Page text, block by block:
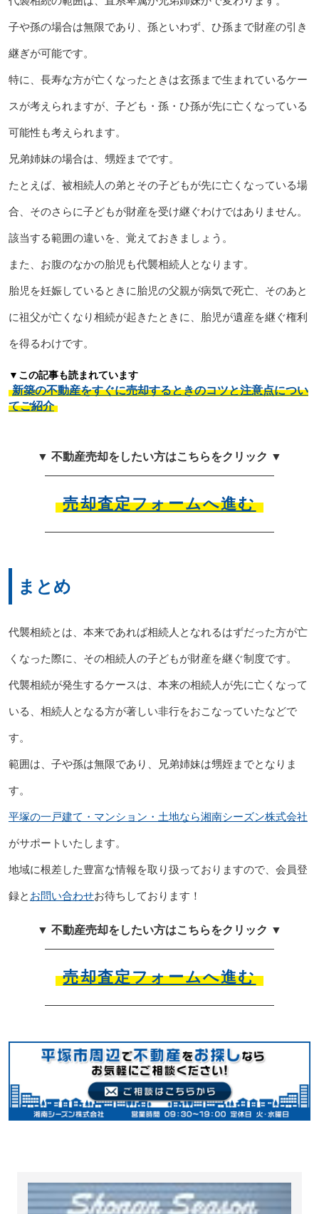
子や孫の場合は無限であり、孫といわず、ひ孫まで財産の引き
継ぎが可能です。
特に、長寿な方が亡くなったときは玄孫まで生まれているケー
スが考えられますが、子ども・孫・ひ孫が先に亡くなっている
可能性も考えられます。
兄弟姉妹の場合は、甥姪までです。
たとえば、被相続人の弟とその子どもが先に亡くなっている場
合、そのさらに子どもが財産を受け継ぐわけではありません。
該当する範囲の違いを、覚えておきましょう。
また、お腹のなかの胎児も代襲相続人となります。
胎児を妊娠しているときに胎児の父親が病気で死亡、そのあと
に祖父が亡くなり相続が起きたときに、胎児が遺産を継ぐ権利
を得るわけです。
▼この記事も読まれています
新築の不動産をすぐに売却するときのコツと注意点につい
てご紹介
▼ 不動産売却をしたい方はこちらをクリック ▼
売却査定フォームへ進む
まとめ
代襲相続とは、本来であれば相続人となれるはずだった方が亡
くなった際に、その相続人の子どもが財産を継ぐ制度です。
代襲相続が発生するケースは、本来の相続人が先に亡くなって
いる、相続人となる方が著しい非行をおこなっていたなどで
す。
範囲は、子や孫は無限であり、兄弟姉妹は甥姪までとなりま
す。
平塚の一戸建て・マンション・土地なら湘南シーズン株式会社
がサポートいたします。
地域に根差した豊富な情報を取り扱っておりますので、会員登
録と お問い合わせお待ちしております！
▼ 不動産売却をしたい方はこちらをクリック ▼
売却査定フォームへ進む